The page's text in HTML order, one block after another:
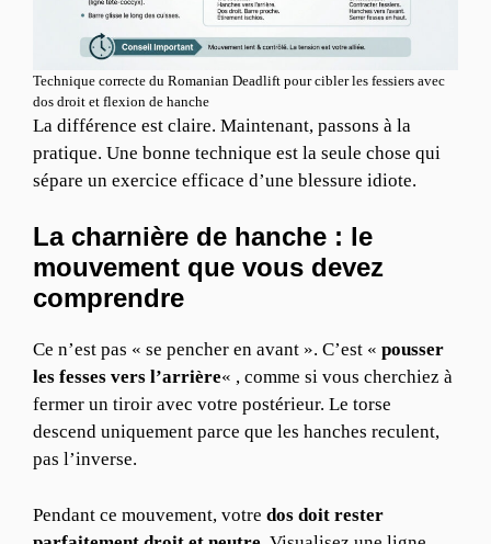
Technique correcte du Romanian Deadlift pour cibler les fessiers avec
dos droit et flexion de hanche
La différence est claire. Maintenant, passons à la
pratique. Une bonne technique est la seule chose qui
sépare un exercice efficace d’une blessure idiote.
La charnière de hanche : le
mouvement que vous devez
comprendre
Ce n’est pas « se pencher en avant ». C’est « pousser
les fesses vers l’arrière« , comme si vous cherchiez à
fermer un tiroir avec votre postérieur. Le torse
descend uniquement parce que les hanches reculent,
pas l’inverse.
Pendant ce mouvement, votre dos doit rester